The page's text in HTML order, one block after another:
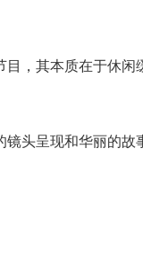
，其本质在于休闲
头呈现和华丽的故